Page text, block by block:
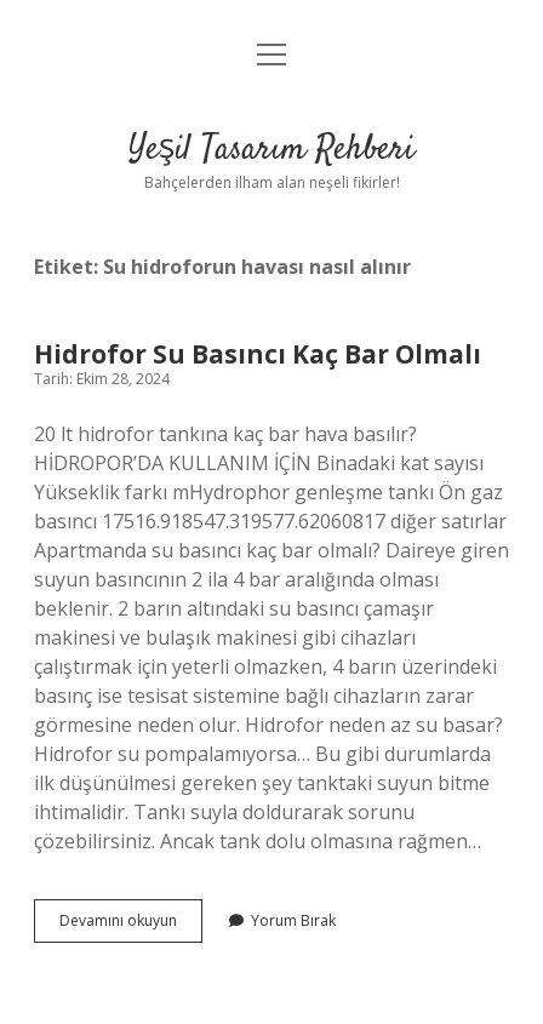
Anasayfa
Yasal Uyarı
menüyü
Yeşil Tasarım Rehberi
Bahçelerden ilham alan neşeli fikirler!
Etiket: Su hidroforun havası nasıl alınır
Hidrofor Su Basıncı Kaç Bar Olmalı
Tarih: Ekim 28, 2024
20 lt hidrofor tankına kaç bar hava basılır?
HİDROPOR’DA KULLANIM İÇİN Binadaki kat sayısı
Yükseklik farkı mHydrophor genleşme tankı Ön gaz
basıncı 17516.918547.319577.62060817 diğer satırlar
Apartmanda su basıncı kaç bar olmalı? Daireye giren
suyun basıncının 2 ila 4 bar aralığında olması
beklenir. 2 barın altındaki su basıncı çamaşır
makinesi ve bulaşık makinesi gibi cihazları
çalıştırmak için yeterli olmazken, 4 barın üzerindeki
basınç ise tesisat sistemine bağlı cihazların zarar
görmesine neden olur. Hidrofor neden az su basar?
Hidrofor su pompalamıyorsa… Bu gibi durumlarda
ilk düşünülmesi gereken şey tanktaki suyun bitme
ihtimalidir. Tankı suyla doldurarak sorunu
çözebilirsiniz. Ancak tank dolu olmasına rağmen…
Devamını okuyun Hidrofor
Su
Yorum Bırak